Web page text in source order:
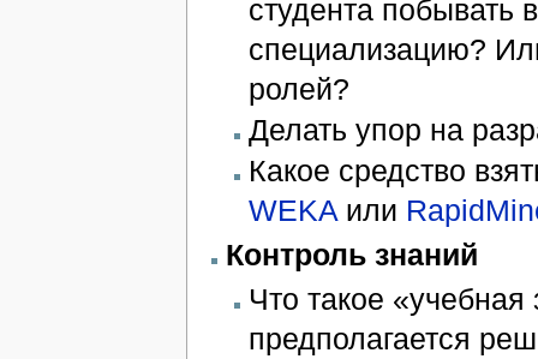
студента
специализацию?
ролей?
Делать упор на
Какое средство
WEKAили
Контроль знаний
Что такое
предполагается